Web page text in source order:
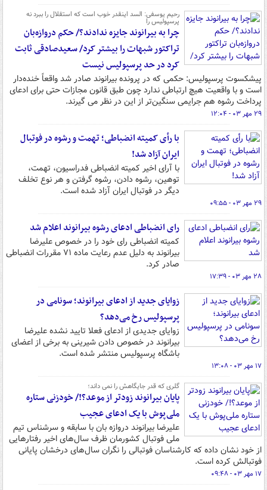
رحیم یوسفی: السد اینقدر خوب است که استقلال را ببرد نه
پرسپولیس را
چرا به بیرانوند جایزه ندادند؟/ حکم دروازه‌بان
تراکتور شبهات را بیشتر کرد/ سعیدصادقی ثابت
کرد در حد پرسپولیس نیست
پیشکسوت پرسپولیس: حکمی که در پرونده بیرانوند صادر شد واقعاً خنده‌دار
است و با واقعیت هیچ ارتباطی ندارد چون طبق قانون مجازات حتی برای ادعای
پرداخت رشوه هم جرایمی سنگین‌تر از این در نظر می گیرند.
۲۹ مهر ۰۳ - ۱۲:۰۴
با رأی کمیته انضباطی؛ تهمت و رشوه در فوتبال
ایران آزاد شد!
با آرای اخیر کمیته انضباطی فدراسیون، تهمت،
توهین، رشوه دادن، رشوه گرفتن و هر نوع تخلف
دیگر در فوتبال ایران آزاد شده است.
۲۹ مهر ۰۳ - ۰۹:۵۵
رای انضباطی ادعای رشوه بیرانوند اعلام شد
کمیته انضباطی رای خود را در خصوص علیرضا
بیرانوند به دلیل عدم رعایت ماده ۷۱ مقررات انضباطی
صادر کرد.
۲۸ مهر ۰۳ - ۱۷:۳۹
زوایای جدید از ادعای بیرانوند؛ سونامی در
پرسپولیس رخ می‌دهد؟
زوایای جدیدی از ادعای فعلا تایید نشده علیرضا
بیرانوند در خصوص دادن شیرینی به برخی از اعضای
باشگاه پرسپولیس منتشر شده است.
۱۷ مهر ۰۳ - ۱۳:۰۸
گلری که قدر جایگاهش را نمی داند؛
پایان بیرانوند زودتر از موعد؟!/ خودزنی ستاره
ملی‌پوش با یک ادعای عجیب
علیرضا بیرانوند دروازه بان با سابقه و سرشناس تیم
ملی فوتبال کشورمان ظرف سال‌های اخیر رفتارهایی
از خود نشان داده که کارشناسان فوتبالی را نگران سال‌های درخشان پایانی
فوتبالش کرده است.
۱۷ مهر ۰۳ - ۰۹:۴۸